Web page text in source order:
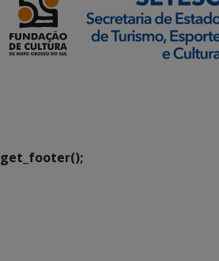
get_footer();